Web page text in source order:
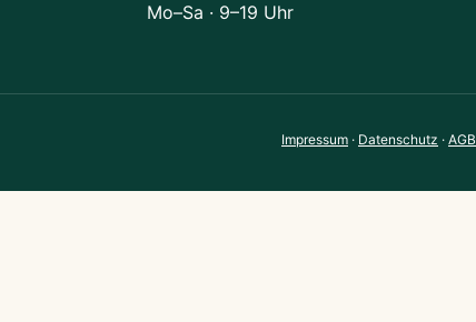
Mo–Sa · 9–19 Uhr
Impressum · Datenschutz · AGB